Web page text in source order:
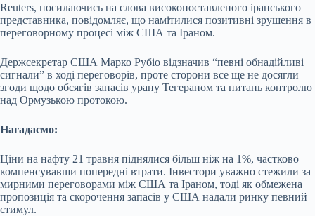
Reuters, посилаючись на слова високопоставленого іранського
представника, повідомляє, що намітилися позитивні зрушення в
переговорному процесі між США та Іраном.
Держсекретар США Марко Рубіо відзначив “певні обнадійливі
сигнали” в ході переговорів, проте сторони все ще не досягли
згоди щодо обсягів запасів урану Тегераном та питань контролю
над Ормузькою протокою.
Нагадаємо:
Ціни на нафту 21 травня піднялися більш ніж на 1%, частково
компенсувавши попередні втрати. Інвестори уважно стежили за
мирними переговорами між США та Іраном, тоді як обмежена
пропозиція та скорочення запасів у США надали ринку певний
стимул.